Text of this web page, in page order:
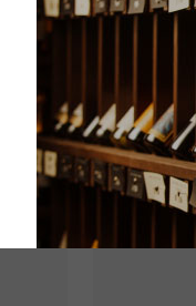
WS 88